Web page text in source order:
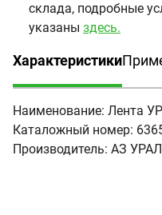
склада, подробные
указаны здесь.
Характеристики
(активная вкладка)
Наименование: Лента
Каталожный номер:
Производитель: АЗ УРАЛ